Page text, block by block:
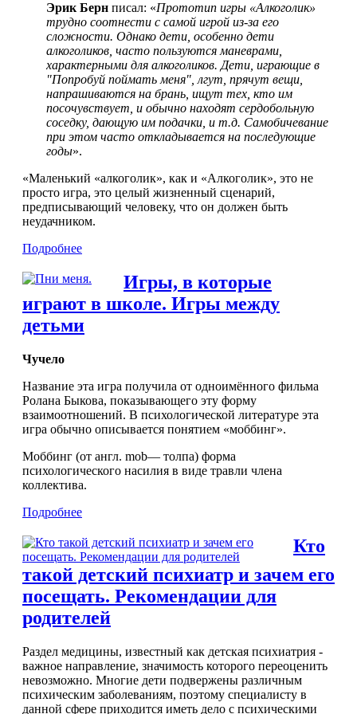
Эрик Берн писал: «Прототип игры «Алкоголик»
трудно соотнести с самой игрой из-за его
сложности. Однако дети, особенно дети
алкоголиков, часто пользуются маневрами,
характерными для алкоголиков. Дети, играющие в
"Попробуй поймать меня", лгут, прячут вещи,
напрашиваются на брань, ищут тех, кто им
посочувствует, и обычно находят сердобольную
соседку, дающую им подачки, и т.д. Самобичевание
при этом часто откладывается на последующие
годы».
«Маленький «алкоголик», как и «Алкоголик», это не
просто игра, это целый жизненный сценарий,
предписывающий человеку, что он должен быть
неудачником.
Подробнее
Игры, в которые
играют в школе. Игры между
детьми
Чучело
Название эта игра получила от одноимённого фильма
Ролана Быкова, показывающего эту форму
взаимоотношений. В психологической литературе эта
игра обычно описывается понятием «моббинг».
Моббинг (от англ. mob— толпа) форма
психологического насилия в виде травли члена
коллектива.
Подробнее
Кто
такой детский психиатр и зачем его
посещать. Рекомендации для
родителей
Раздел медицины, известный как детская психиатрия -
важное направление, значимость которого переоценить
невозможно. Многие дети подвержены различным
психическим заболеваниям, поэтому специалисту в
данной сфере приходится иметь дело с психическими